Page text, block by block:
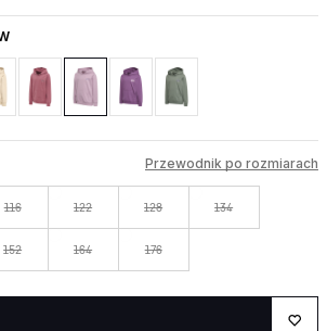
Przewodnik po rozmiarach
116 122 128 134
152 164 176